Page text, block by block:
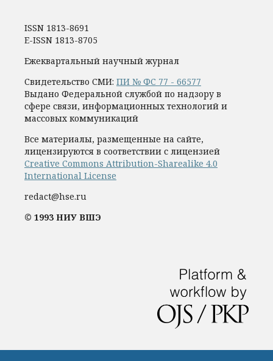
ISSN 1813-8691
E-ISSN 1813-8705
Ежеквартальный научный журнал
Свидетельство СМИ: ПИ № ФС 77 - 66577
Выдано Федеральной службой по надзору в
сфере связи, информационных технологий и
массовых коммуникаций
Все материалы, размещенные на сайте,
лицензируются в соответствии с лицензией
Creative Commons Attribution-Sharealike 4.0
International License
redact@hse.ru
© 1993 НИУ ВШЭ